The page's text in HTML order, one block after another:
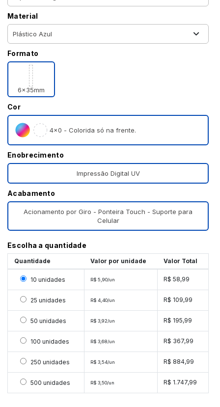
Material
Formato
6x35mm
Cor
4×0 - Colorida só na frente.
Enobrecimento
Impressão Digital UV
Acabamento
Acionamento por Giro - Ponteira Touch - Suporte para
Celular
Escolha a quantidade
Quantidade Valor por unidade Valor Total
Selecionar 10 unidades
10 unidades R$ 5,90/un R$ 58,99
Selecionar 25 unidades
25 unidades R$ 4,40/un R$ 109,99
Selecionar 50 unidades
50 unidades R$ 3,92/un R$ 195,99
Selecionar 100 unidades
100 unidades R$ 3,68/un R$ 367,99
Selecionar 250 unidades
250 unidades R$ 3,54/un R$ 884,99
Selecionar 500 unidades
500 unidades R$ 3,50/un R$ 1.747,99